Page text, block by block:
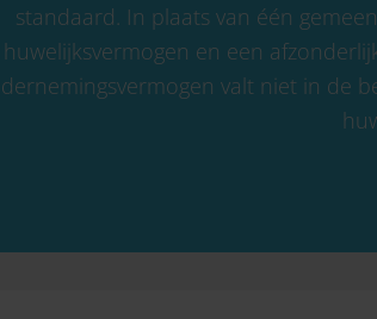
standaard. In plaats van één
huwelijksvermogen en een
valt niet in de